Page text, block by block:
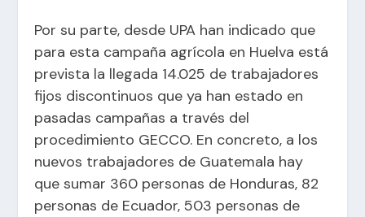
Por su parte, desde UPA han indicado que
para esta campaña agrícola en Huelva está
prevista la llegada 14.025 de trabajadores
fijos discontinuos que ya han estado en
pasadas campañas a través del
procedimiento GECCO. En concreto, a los
nuevos trabajadores de Guatemala hay
que sumar 360 personas de Honduras, 82
personas de Ecuador, 503 personas de